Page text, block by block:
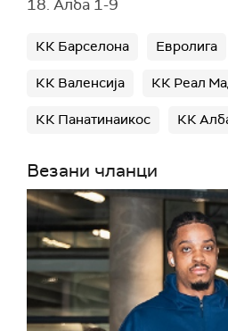
18. Алба 1-9
КК Барселона Евролига
КК Валенсија КК Реал
КК Панатинаикос КК
Везани чланци